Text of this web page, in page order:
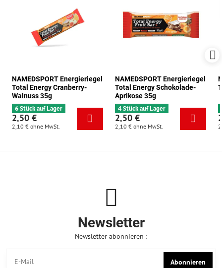
NAMEDSPORT Energieriegel
Total Energy Cranberry-
Walnuss 35g
6 Stück auf Lager
2,50 €
2,10 € ohne MwSt.
NAMEDSPORT Energieriegel
Total Energy Schokolade-
Aprikose 35g
4 Stück auf Lager
2,50 €
2,10 € ohne MwSt.
Newsletter
Newsletter abonnieren :
Abonnieren